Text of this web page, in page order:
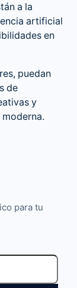
a la
artificial
en
puedan
de
y
para tu